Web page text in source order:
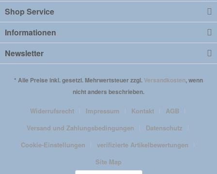
Shop Service
Informationen
Newsletter
* Alle Preise inkl. gesetzl. Mehrwertsteuer zzgl.Versandkosten, wenn
nicht anders beschrieben.
Widerrufsrecht Impressum Kontakt
AGB
Versand und Zahlungsbedingungen
Datenschutz
Cookie-Einstellungen
verifizierte Artikelbewertungen
Site Map